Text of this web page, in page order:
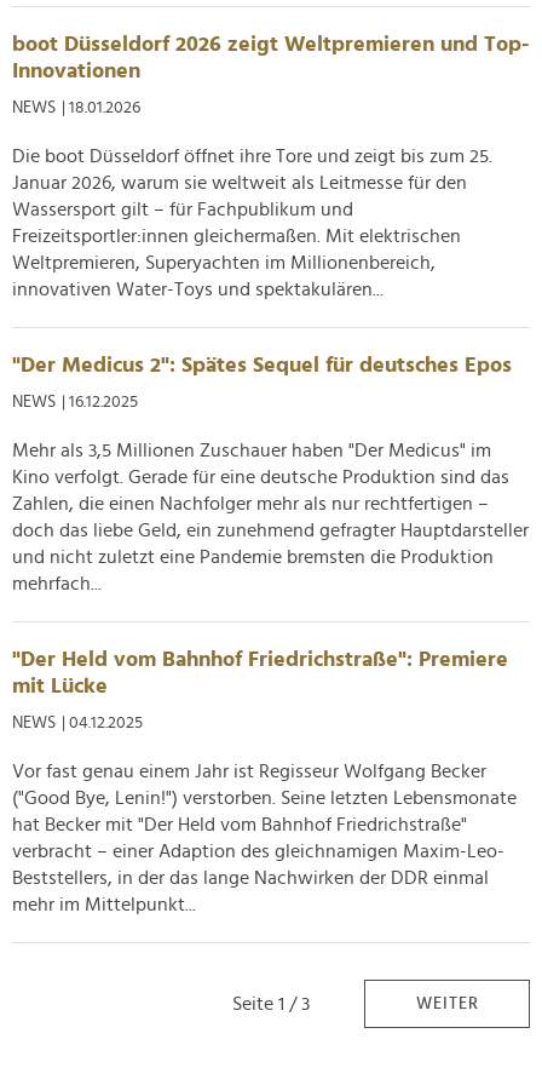
Verwendung unserer Website an unsere Partner für
soziale Medien, Werbung und Analysen weiter. Unsere
Partner führen diese Informationen möglicherweise mit
haben oder die sie im Rahmen Ihrer Nutzung der Dienste
gesammelt haben.
boot Düsseldorf 2026 zeigt Weltpremieren und Top-
Innovationen
NEWS | 18.01.2026
Die boot Düsseldorf öffnet ihre Tore und zeigt bis zum 25.
Januar 2026, warum sie weltweit als Leitmesse für den
Wassersport gilt – für Fachpublikum und
Freizeitsportler:innen gleichermaßen. Mit elektrischen
Weltpremieren, Superyachten im Millionenbereich,
innovativen Water-Toys und spektakulären...
"Der Medicus 2": Spätes Sequel für deutsches Epos
NEWS | 16.12.2025
Mehr als 3,5 Millionen Zuschauer haben "Der Medicus" im
Kino verfolgt. Gerade für eine deutsche Produktion sind das
Zahlen, die einen Nachfolger mehr als nur rechtfertigen –
doch das liebe Geld, ein zunehmend gefragter Hauptdarsteller
und nicht zuletzt eine Pandemie bremsten die Produktion
mehrfach...
"Der Held vom Bahnhof Friedrichstraße": Premiere
mit Lücke
NEWS | 04.12.2025
Vor fast genau einem Jahr ist Regisseur Wolfgang Becker
("Good Bye, Lenin!") verstorben. Seine letzten Lebensmonate
hat Becker mit "Der Held vom Bahnhof Friedrichstraße"
verbracht – einer Adaption des gleichnamigen Maxim-Leo-
Beststellers, in der das lange Nachwirken der DDR einmal
mehr im Mittelpunkt...
Seite 1 / 3 WEITER